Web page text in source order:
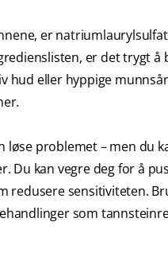
er natriumlaurylsulfat
er det trygt å
hud eller hyppige
løse problemet – men du
Du kan vegre deg for å
redusere sensitiviteten.
som